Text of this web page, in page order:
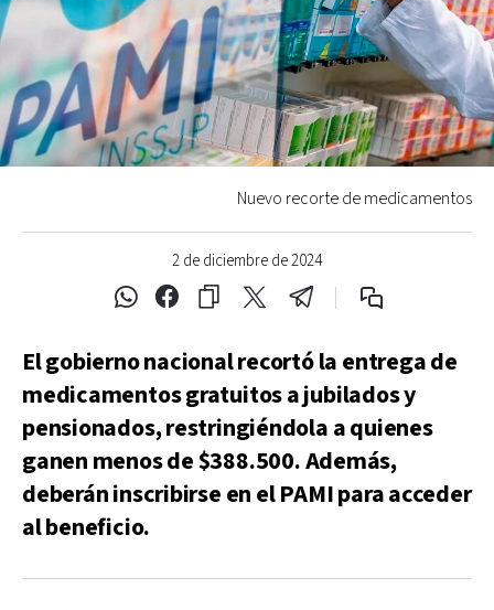
2 de diciembre de 2024
Nuevo recorte de medicamentos
El gobierno nacional recortó la entrega de
medicamentos gratuitos a jubilados y
pensionados, restringiéndola a quienes
ganen menos de $388.500. Además,
deberán inscribirse en el PAMI para acceder
al beneficio.